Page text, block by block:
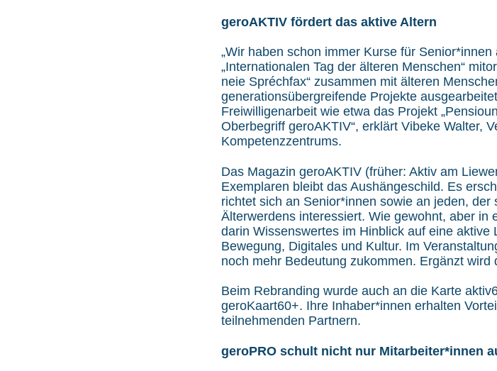
geroAKTIV fördert das aktive Altern
„Wir haben schon immer Kurse für
„Internationalen Tag der älteren Menschen“
neie Spréchfax“ zusammen mit älteren
generationsübergreifende Projekte
Freiwilligenarbeit wie etwa das Projekt
Oberbegriff geroAKTIV“, erklärt Vibeke Walter,
Kompetenzzentrums.
Das Magazin geroAKTIV (früher: Aktiv am
Exemplaren bleibt das Aushängeschild. Es
richtet sich an Senior*innen sowie an jeden,
Älterwerdens interessiert. Wie gewohnt, aber in
darin Wissenswertes im Hinblick auf eine aktive
Bewegung, Digitales und Kultur. Im
noch mehr Bedeutung zukommen. Ergänzt
Beim Rebranding wurde auch an die Karte
geroKaart60+. Ihre Inhaber*innen erhalten
teilnehmenden Partnern.
geroPRO schult nicht nur Mitarbeiter*innen